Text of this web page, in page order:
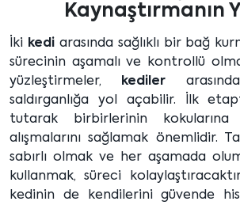
Kaynaştırmanın
İki kediarasında sağlıklı bir bağ
sürecinin aşamalı ve kontrollü
yüzleştirmeler, kediler
saldırganlığa yol açabilir. İlk
tutarak birbirlerinin kokularına
alışmalarını sağlamak önemlidir.
sabırlı olmak ve her aşamada
kullanmak, süreci
kedinin de kendilerini güvende